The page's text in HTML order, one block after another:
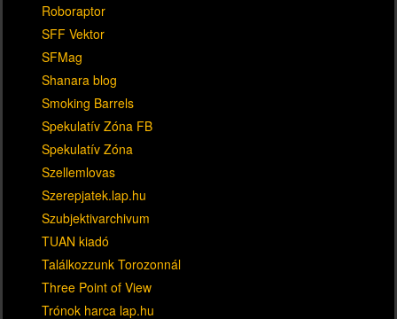
Roboraptor
SFF Vektor
SFMag
Shanara blog
Smoking Barrels
Spekulatív Zóna FB
Spekulatív Zóna
Szellemlovas
Szerepjatek.lap.hu
Szubjektivarchivum
TUAN kiadó
Találkozzunk Torozonnál
Three Point of View
Trónok harca lap.hu